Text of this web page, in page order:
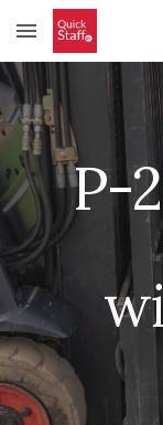
Skip to main content
P-